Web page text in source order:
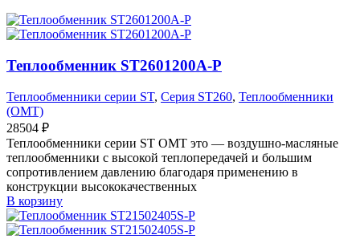
Теплообменник ST2601200A-P
Теплообменники серии ST, Серия ST260, Теплообменники
(OMT)
28504 ₽
Теплообменники серии ST OMT это — воздушно-масляные
теплообменники с высокой теплопередачей и большим
сопротивлением давлению благодаря применению в
конструкции высококачественных
В корзину